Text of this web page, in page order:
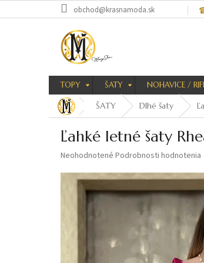
na
obchod@krasnamoda.sk
TOPY ŠATY NOHAVICE /
ŠATY Dlhé šaty
Ľahké letné šaty
Priemerné
produktu
Neohodnotené Podrobnosti hodnotenia